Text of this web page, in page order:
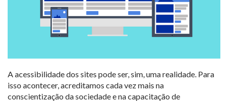
A acessibilidade dos sites pode ser, sim, uma realidade. Para
isso acontecer, acreditamos cada vez mais na
conscientização da sociedade e na capacitação de